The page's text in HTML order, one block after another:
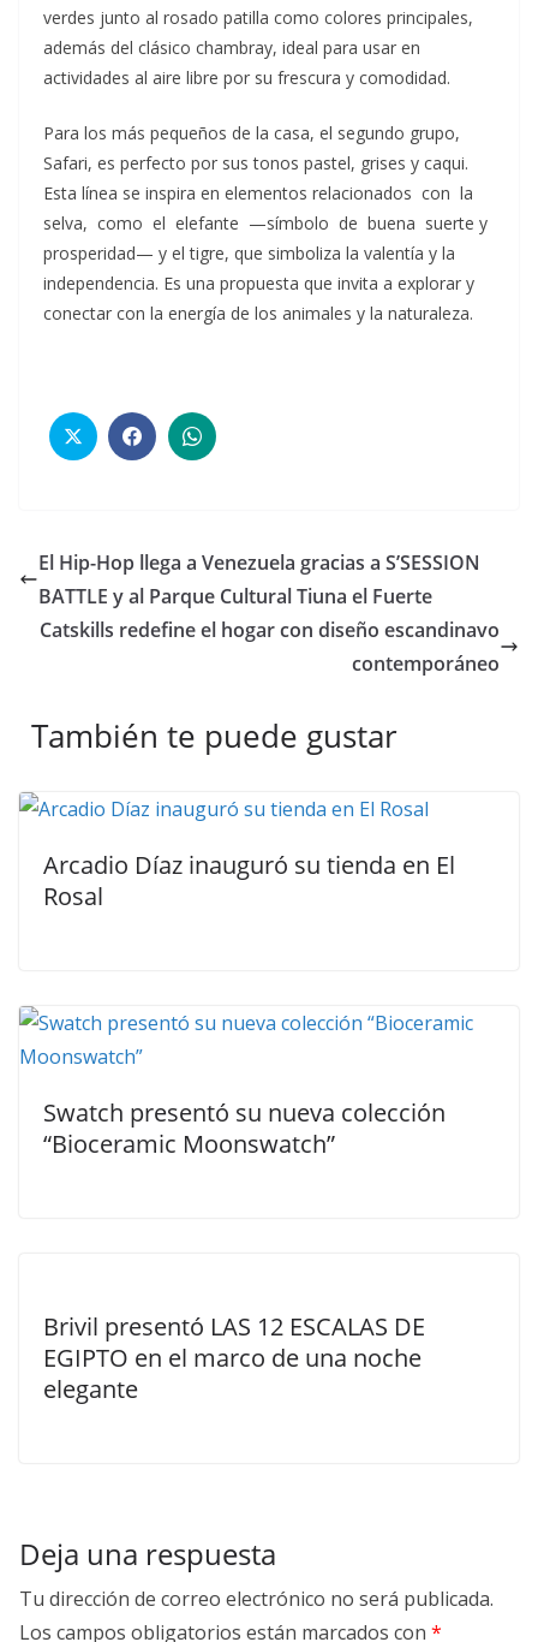
verdes junto al rosado patilla como colores principales,
además del clásico chambray, ideal para usar en
actividades al aire libre por su frescura y comodidad.
Para los más pequeños de la casa, el segundo grupo,
Safari, es perfecto por sus tonos pastel, grises y caqui.
Esta línea se inspira en elementos relacionados con la
selva, como el elefante —símbolo de buena suerte y
prosperidad— y el tigre, que simboliza la valentía y la
independencia. Es una propuesta que invita a explorar y
conectar con la energía de los animales y la naturaleza.
El Hip-Hop llega a Venezuela gracias a S’SESSION
BATTLE y al Parque Cultural Tiuna el Fuerte
Catskills redefine el hogar con diseño escandinavo
contemporáneo
También te puede gustar
Arcadio Díaz inauguró su tienda en El
Rosal
Swatch presentó su nueva colección
“Bioceramic Moonswatch”
Brivil presentó LAS 12 ESCALAS DE
EGIPTO en el marco de una noche
elegante
Deja una respuesta
Tu dirección de correo electrónico no será publicada.
Los campos obligatorios están marcados con *